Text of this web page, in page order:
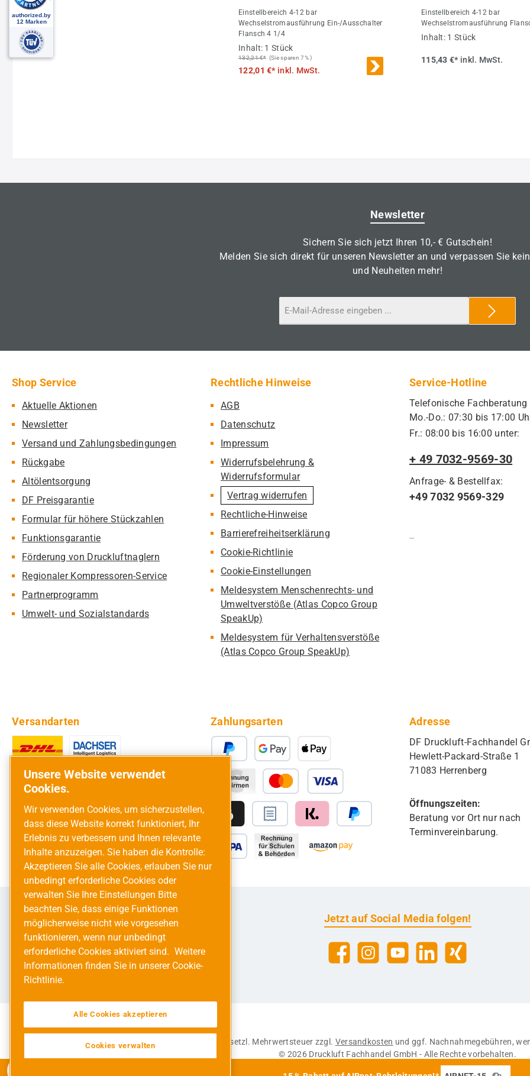
Einstellbereich 4-12 bar
Wechselstromausführung Ein-/Ausschalter
Flansch 4 1/4
Inhalt: 1 Stück
132,21 €* (Sie sparen 7% )
122,01 €* inkl. MwSt.
Einstellbereich 4-12 bar
Wechselstromausführung
Inhalt: 1 Stück
115,43 €* inkl. MwSt.
Newsletter
Sichern Sie sich jetzt Ihren 10,- € Gutschein!
Melden Sie sich direkt für unseren Newsletter an und verpassen Sie
und Neuheiten mehr!
Service-Hotline
Telefonische Fachberatung
Mo.-Do.: 07:30 bis 17:00
Fr.: 08:00 bis 16:00 unter:
+ 49 7032-9569-30
Anfrage- & Bestellfax:
+49 7032 9569-329
Shop Service
Aktuelle Aktionen
Newsletter
Versand und Zahlungsbedingungen
Rückgabe
Altölentsorgung
DF Preisgarantie
Formular für höhere Stückzahlen
Funktionsgarantie
Förderung von Druckluftnaglern
Regionaler Kompressoren-Service
Partnerprogramm
Umwelt- und Sozialstandards
Rechtliche Hinweise
AGB
Datenschutz
Impressum
Widerrufsbelehrung &
Widerrufsformular
Vertrag widerrufen
Rechtliche-Hinweise
Barrierefreiheitserklärung
Cookie-Richtlinie
Cookie-Einstellungen
Meldesystem Menschenrechts- und
Umweltverstöße (Atlas Copco Group
SpeakUp)
Meldesystem für Verhaltensverstöße
(Atlas Copco Group SpeakUp)
Versandarten Zahlungsarten Adresse
DF Druckluft-Fachhandel
Hewlett-Packard-Straße 1
71083 Herrenberg
Öffnungszeiten:
Beratung vor Ort nur nach
Terminvereinbarung.
Jetzt auf Social Media folgen!
FacebookInstagramYouTubeLinkedInXing
Alle Preise inkl. gesetzl. Mehrwertsteuer zzgl. Versandkosten und ggf. Nachnahmegebühren,
© 2026 Druckluft Fachhandel GmbH - Alle Rechte vorbehalten.
Unsere Website verwendet
Cookies.
Wir verwenden Cookies, um sicherzustellen,
dass diese Website korrekt funktioniert, Ihr
Erlebnis zu verbessern und Ihnen relevante
Inhalte anzuzeigen. Sie haben die Kontrolle:
Akzeptieren Sie alle Cookies, erlauben Sie nur
unbedingt erforderliche Cookies oder
verwalten Sie Ihre Einstellungen Bitte
beachten Sie, dass einige Funktionen
möglicherweise nicht wie vorgesehen
funktionieren, wenn nur unbedingt
erforderliche Cookies aktiviert sind. Weitere
Informationen finden Sie in unserer Cookie-
Richtlinie.
Alle Cookies akzeptieren
Cookies verwalten